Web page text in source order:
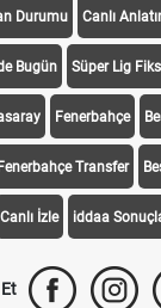
Durumu Canlı
Bugün Süper Lig
Fenerbahçe
Fenerbahçe Transfer
Canlı İzle iddaa